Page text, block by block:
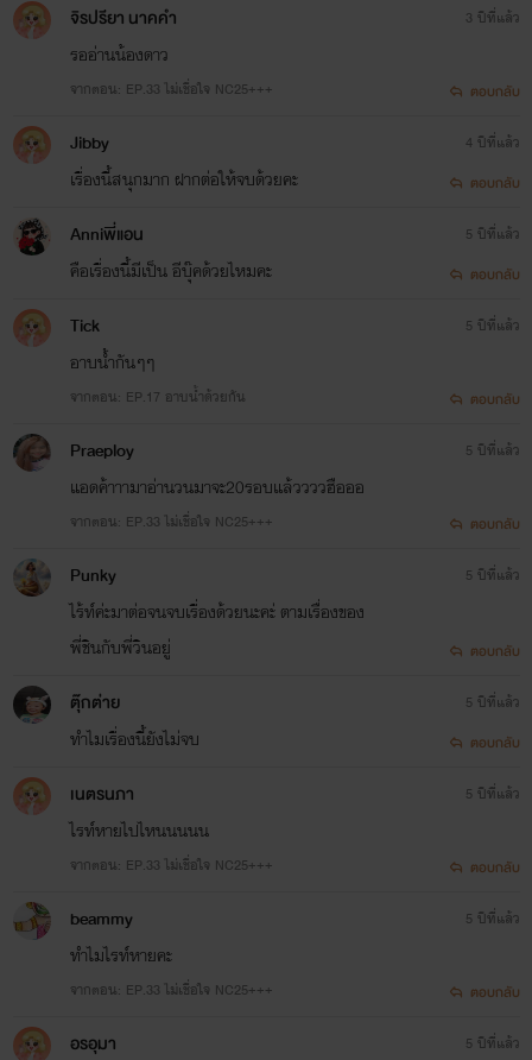
จิรปรียา นาคคำ
รออ่านน้องดาว
จากตอน: EP.33 ไม่เชื่อใจ NC25+++
3 ปีที่แล้ว
ตอบกลับ
Jibby
เรื่องนี้สนุกมาก ฝากต่อให้จบด้วยคะ
4 ปีที่แล้ว
ตอบกลับ
Anniพี่แอน
คือเรื่องนี้มีเป็น อีบุ๊คด้วยไหมคะ
5 ปีที่แล้ว
ตอบกลับ
Tick
อาบน้ำกันๆๆ
จากตอน: EP.17 อาบน้ำด้วยกัน
5 ปีที่แล้ว
ตอบกลับ
Praeploy
แอดค้าาามาอ่านวนมาจะ20รอบแล้ววววฮือออ
จากตอน: EP.33 ไม่เชื่อใจ NC25+++
5 ปีที่แล้ว
ตอบกลับ
Punky
ไร้ท์ค่ะมาต่อจนจบเรื่องด้วยนะคะ่ ตามเร่ืองของ
พี่ชินกับพี่วินอยู่
5 ปีที่แล้ว
ตอบกลับ
ตุ๊กต่าย
ทำไมเรื่องนี้ยังไม่จบ
5 ปีที่แล้ว
ตอบกลับ
เนตรนภา
ไรท์หายไปไหนนนนน
จากตอน: EP.33 ไม่เชื่อใจ NC25+++
5 ปีที่แล้ว
ตอบกลับ
beammy
ทำไมไรท์หายคะ
จากตอน: EP.33 ไม่เชื่อใจ NC25+++
5 ปีที่แล้ว
ตอบกลับ
อรอุมา
5 ปีที่แล้ว